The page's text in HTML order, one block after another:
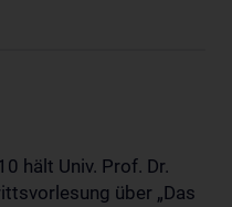
hält Univ. Prof. Dr.
über „Das